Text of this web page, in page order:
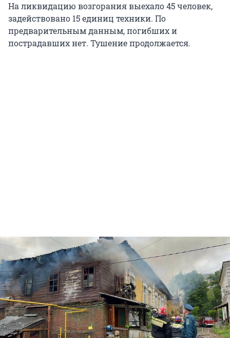
На ликвидацию возгорания выехало 45 человек,
задействовано 15 единиц техники. По
предварительным данным, погибших и
пострадавших нет. Тушение продолжается.